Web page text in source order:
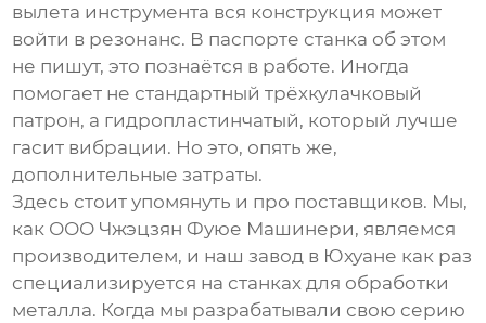
вылета инструмента вся конструкция может
войти в резонанс. В паспорте станка об этом
не пишут, это познаётся в работе. Иногда
помогает не стандартный трёхкулачковый
патрон, а гидропластинчатый, который лучше
гасит вибрации. Но это, опять же,
дополнительные затраты.
Здесь стоит упомянуть и про поставщиков. Мы,
как ООО Чжэцзян Фуюе Машинери, являемся
производителем, и наш завод в Юхуане как раз
специализируется на станках для обработки
металла. Когда мы разрабатывали свою серию